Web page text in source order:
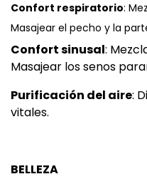
Confort respiratorio:
Masajear el pecho y la
Confort sinusal:
Masajear los senos
Purificación del aire:
vitales.
BELLEZA